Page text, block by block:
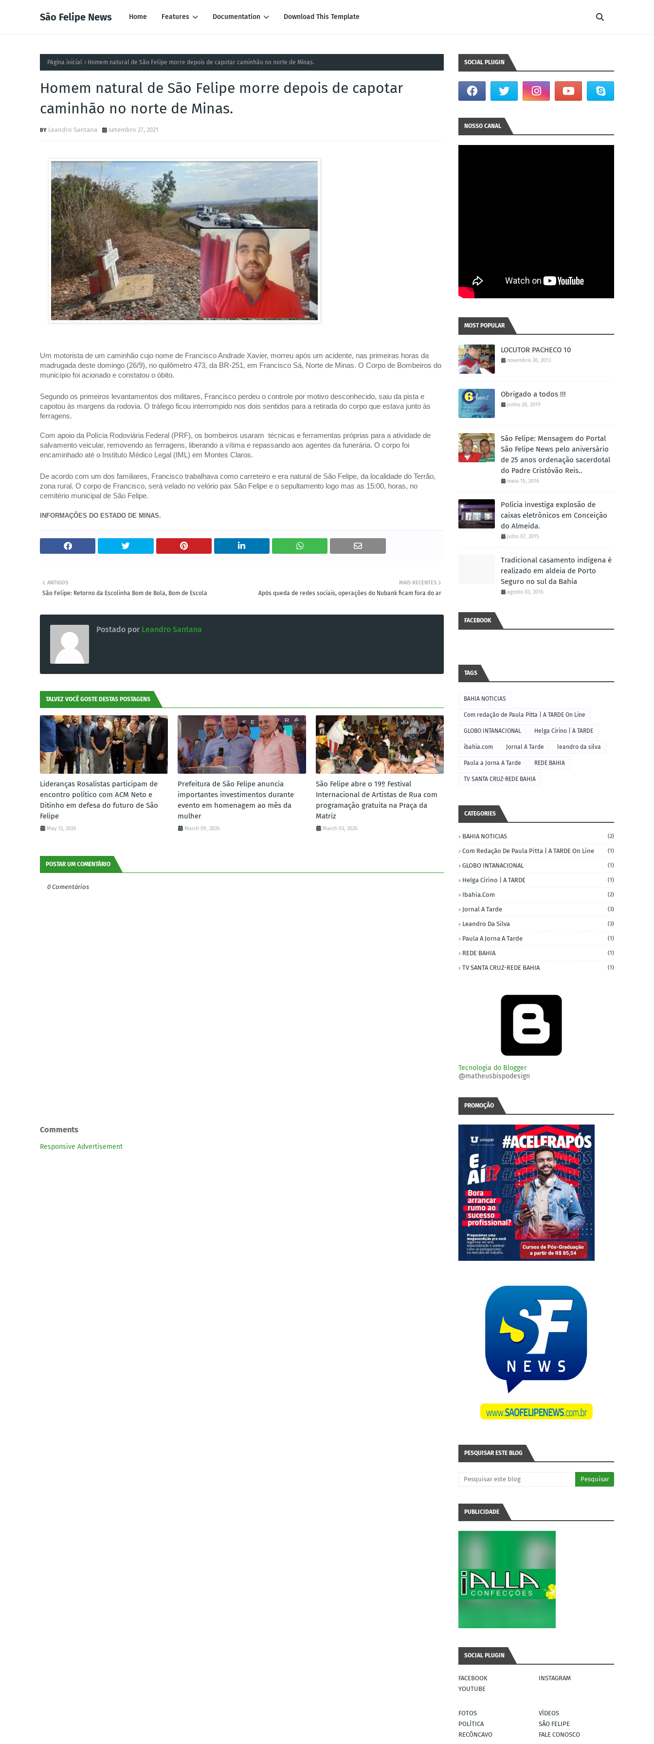
São Felipe News Home Features Documentation Download This Template
Página inicial Homem natural de São Felipe morre depois de capotar caminhão no norte de Minas.
Homem natural de São Felipe morre depois de capotar
caminhão no norte de Minas.
Leandro Santana setembro 27, 2021
Um motorista de um caminhão cujo nome de Francisco Andrade Xavier, morreu após um acidente, nas primeiras horas da
madrugada deste domingo (26/9), no quilômetro 473, da BR-251, em Francisco Sá, Norte de Minas. O Corpo de Bombeiros do
município foi acionado e constatou o óbito.
Segundo os primeiros levantamentos dos militares, Francisco perdeu o controle por motivo desconhecido, saiu da pista e
capotou às margens da rodovia. O tráfego ficou interrompido nos dois sentidos para a retirada do corpo que estava junto às
ferragens.
Com apoio da Polícia Rodoviária Federal (PRF), os bombeiros usaram  técnicas e ferramentas próprias para a atividade de
salvamento veicular, removendo as ferragens, liberando a vítima e repassando aos agentes da funerária. O corpo foi
encaminhado até o Instituto Médico Legal (IML) em Montes Claros.
De acordo com um dos familiares, Francisco trabalhava como carreteiro e era natural de São Felipe, da localidade do Terrão,
zona rural. O corpo de Francisco, será velado no velório pax São Felipe e o sepultamento logo mas as 15:00, horas, no
cemitério municipal de São Felipe.
INFORMAÇÕES DO ESTADO DE MINAS.
MAIS RECENTES
Após queda de redes sociais, operações do Nubank ficam fora do ar
ANTIGOS
São Felipe: Retorno da Escolinha Bom de Bola, Bom de Escola
Postado por Leandro Santana
TALVEZ VOCÊ GOSTE DESTAS POSTAGENS
Lideranças Rosalistas participam de
encontro político com ACM Neto e
Ditinho em defesa do futuro de São
Felipe
May 12, 2026
Prefeitura de São Felipe anuncia
importantes investimentos durante
evento em homenagem ao mês da
mulher
March 09, 2026
São Felipe abre o 19º Festival
Internacional de Artistas de Rua com
programação gratuita na Praça da
Matriz
March 03, 2026
POSTAR UM COMENTÁRIO
0 Comentários
Comments
Responsive Advertisement
SOCIAL PLUGIN
NOSSO CANAL
MOST POPULAR
LOCUTOR PACHECO 10
novembro 30, 2013
Obrigado a todos !!!
junho 28, 2019
São Felipe: Mensagem do Portal
São Felipe News pelo aniversário
de 25 anos ordenação sacerdotal
do Padre Cristóvão Reis..
maio 15, 2016
Polícia investiga explosão de
caixas eletrônicos em Conceição
do Almeida.
julho 07, 2015
Tradicional casamento indígena é
realizado em aldeia de Porto
Seguro no sul da Bahia
agosto 03, 2016
FACEBOOK
TAGS
BAHIA NOTICIAS
Com redação de Paula Pitta | A TARDE On Line
GLOBO INTANACIONAL Helga Cirino | A TARDE
ibahia.com Jornal A Tarde leandro da silva
Paula a Jorna A Tarde REDE BAHIA
TV SANTA CRUZ-REDE BAHIA
CATEGORIES
BAHIA NOTICIAS (2)
Com Redação De Paula Pitta | A TARDE On Line (1)
GLOBO INTANACIONAL (1)
Helga Cirino | A TARDE (1)
Ibahia.com (2)
Jornal A Tarde (3)
Leandro Da Silva (3)
Paula A Jorna A Tarde (1)
REDE BAHIA (1)
TV SANTA CRUZ-REDE BAHIA (1)
Tecnologia do Blogger
@matheusbispodesign
PROMOÇÃO
PESQUISAR ESTE BLOG
PUBLICIDADE
SOCIAL PLUGIN
FACEBOOK
INSTAGRAM
YOUTUBE
FOTOS
VÍDEOS
POLÍTICA
SÃO FELIPE
RECÔNCAVO
FALE CONOSCO